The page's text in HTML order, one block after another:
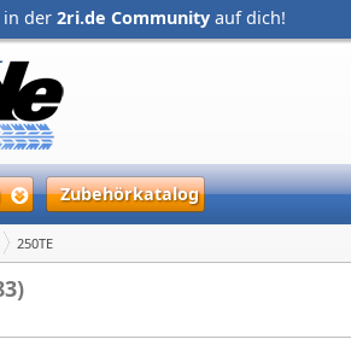
in der 2ri.de Community auf dich!
Zubehörkatalog
250TE